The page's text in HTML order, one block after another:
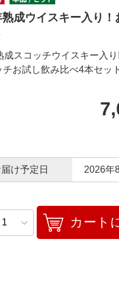
熟成ウイスキー入り
成スコッチウイスキー入
チお試し飲み比べ4本セッ
け予定日 2026年
カート